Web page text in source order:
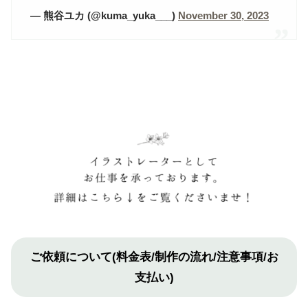
— 熊谷ユカ (@kuma_yuka___) November 30, 2023
ご依頼について(料金表/制作の流れ/注意事項/お
支払い)